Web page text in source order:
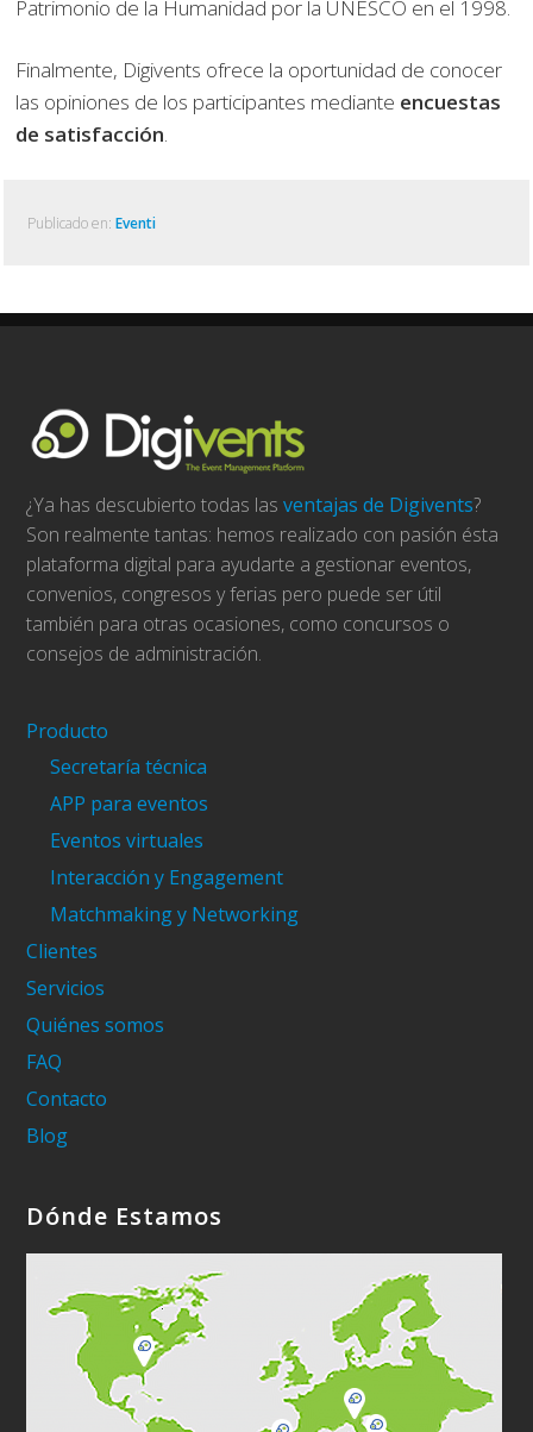
Patrimonio de la Humanidad por la UNESCO en el 1998.
Finalmente, Digivents ofrece la oportunidad de conocer
las opiniones de los participantes mediante encuestas
de satisfacción.
Publicado en: Eventi
¿Ya has descubierto todas lasventajas de Digivents?
Son realmente tantas: hemos realizado con pasión ésta
plataforma digital para ayudarte a gestionar eventos,
convenios, congresos y ferias pero puede ser útil
también para otras ocasiones, como concursos o
consejos de administración.
Producto
Secretaría técnica
APP para eventos
Eventos virtuales
Interacción y Engagement
Matchmaking y Networking
Clientes
Servicios
Quiénes somos
FAQ
Contacto
Blog
Dónde Estamos